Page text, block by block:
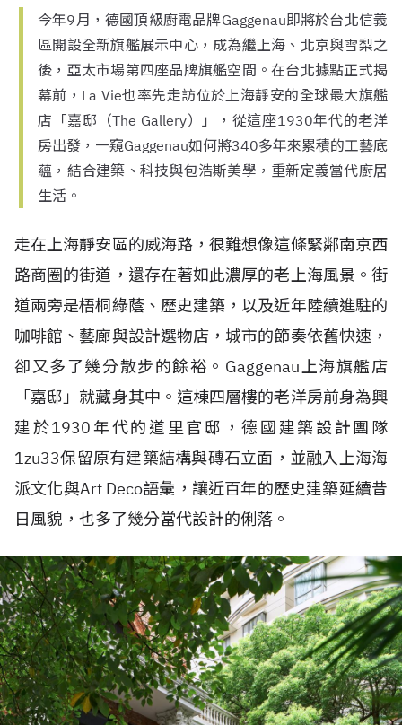
今年9月，德國頂級廚電品牌Gaggenau即將於台北信義
區開設全新旗艦展示中心，成為繼上海、北京與雪梨之
後，亞太市場第四座品牌旗艦空間。在台北據點正式揭
幕前，La Vie也率先走訪位於上海靜安的全球最大旗艦
店「嘉邸（The Gallery）」，從這座1930年代的老洋
房出發，一窺Gaggenau如何將340多年來累積的工藝底
蘊，結合建築、科技與包浩斯美學，重新定義當代廚居
生活。
走在上海靜安區的威海路，很難想像這條緊鄰南京西
路商圈的街道，還存在著如此濃厚的老上海風景。街
道兩旁是梧桐綠蔭、歷史建築，以及近年陸續進駐的
咖啡館、藝廊與設計選物店，城市的節奏依舊快速，
卻又多了幾分散步的餘裕。Gaggenau上海旗艦店
「嘉邸」就藏身其中。這棟四層樓的老洋房前身為興
建於1930年代的道里官邸，德國建築設計團隊
1zu33保留原有建築結構與磚石立面，並融入上海海
派文化與Art Deco語彙，讓近百年的歷史建築延續昔
日風貌，也多了幾分當代設計的俐落。